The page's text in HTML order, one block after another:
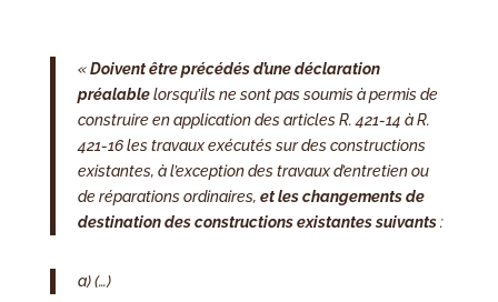
«Doivent être précédés d’une déclaration
préalablelorsqu’ils ne sont pas soumis à permis de
construire en application des articles R. 421-14 à R.
421-16 les travaux exécutés sur des constructions
existantes, à l’exception des travaux d’entretien ou
de réparations ordinaires, et les changements de
destination des constructions existantes suivants:
a) (…)